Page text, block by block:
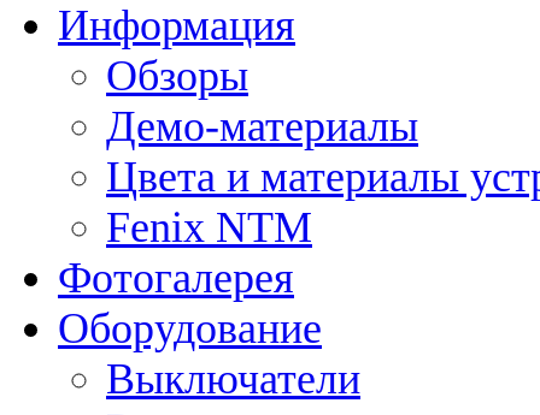
Информация
Обзоры
Демо-материалы
Цвета и материалы
Fenix NTM
Фотогалерея
Оборудование
Выключатели